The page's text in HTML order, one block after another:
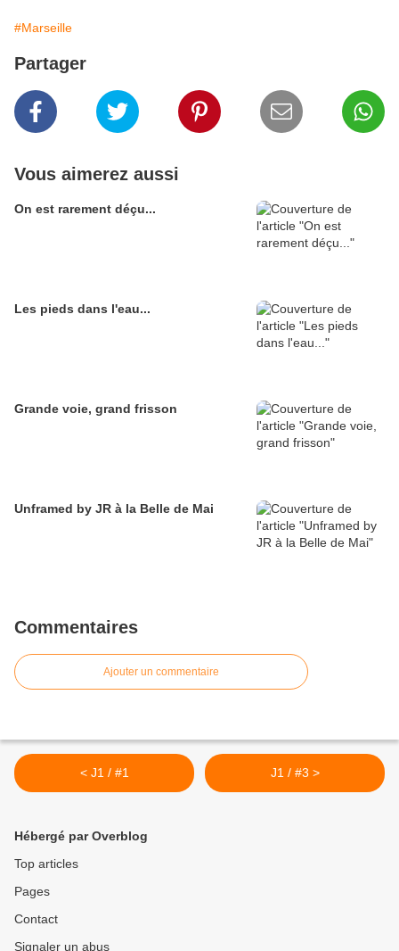
#Marseille
Partager
Vous aimerez aussi
On est rarement déçu...
Les pieds dans l'eau...
Grande voie, grand frisson
Unframed by JR à la Belle de Mai
Commentaires
Ajouter un commentaire
< J1 / #1 J1 / #3 >
Hébergé par Overblog
Top articles
Pages
Contact
Signaler un abus